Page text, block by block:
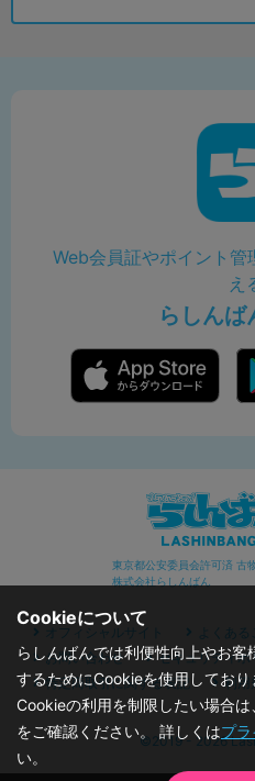
Web会員証やポイント管
え
らしんば
東京都公安委員会許可済 古
株式会社らしんばん
オフィシャルサイト よくある
お問い合わせ
セキュリティポ
特定商取引に関する表記
利用
©2019 - 2026
Cookieについて
らしんばんでは利便性向上やお
するためにCookieを使用しており
Cookieの利用を制限したい場合
をご確認ください。 詳しくはプ
い。